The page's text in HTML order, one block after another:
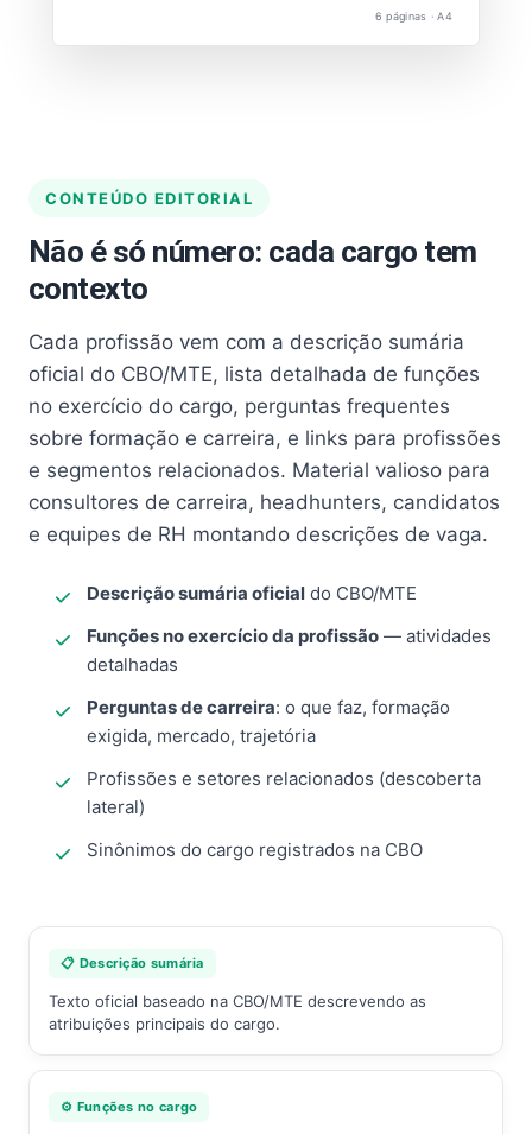
6 páginas · A4
CONTEÚDO EDITORIAL
Não é só número: cada cargo tem
contexto
Cada profissão vem com a descrição sumária
oficial do CBO/MTE, lista detalhada de funções
no exercício do cargo, perguntas frequentes
sobre formação e carreira, e links para profissões
e segmentos relacionados. Material valioso para
consultores de carreira, headhunters, candidatos
e equipes de RH montando descrições de vaga.
Descrição sumária oficial do CBO/MTE
Funções no exercício da profissão — atividades
detalhadas
Perguntas de carreira: o que faz, formação
exigida, mercado, trajetória
Profissões e setores relacionados (descoberta
lateral)
Sinônimos do cargo registrados na CBO
📋 Descrição sumária
Texto oficial baseado na CBO/MTE descrevendo as
atribuições principais do cargo.
⚙️ Funções no cargo